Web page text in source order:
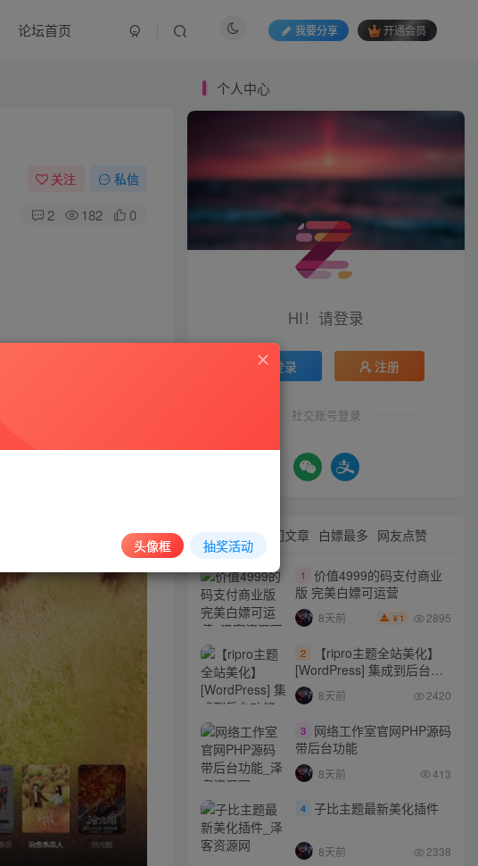
论坛首页 我要分享 开通会员
关注 私信
2 182 0
个人中心
HI！请登录
登录 注册
社交账号登录
热门文章 白嫖最多 网友点赞
1
价值4999的码支付商业
版 完美白嫖可运营
8天前 ￥ 1 2895
2
【ripro主题全站美化】
[WordPress] 集成到后台功
能的全站美化包
WordPress…
8天前 2420
3
网络工作室官网PHP源码
带后台功能
8天前 413
4 子比主题最新美化插件
8天前 2338
头像框 抽奖活动